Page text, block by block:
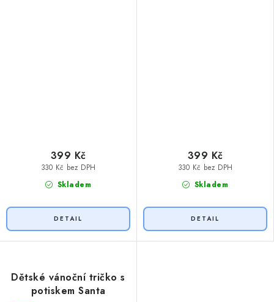
Skladem
330 Kč bez DPH
399 Kč
Skladem
330 Kč bez DPH
399 Kč
Dětské vánoční tričko s
potiskem Santa